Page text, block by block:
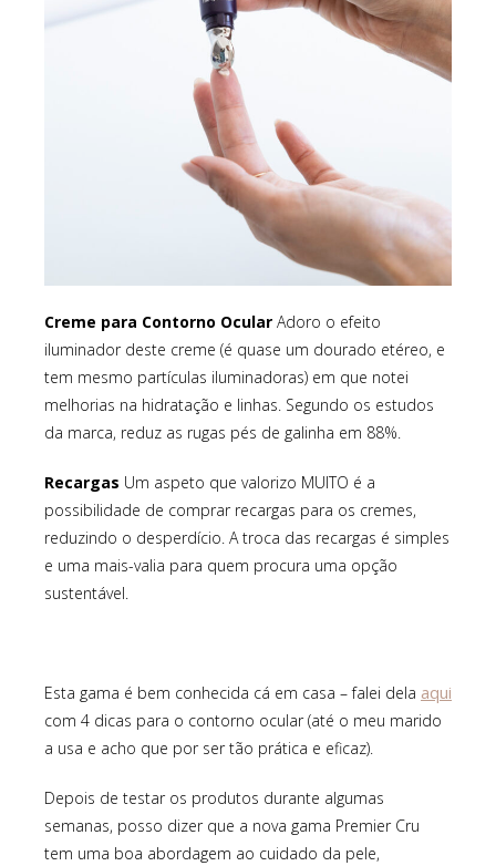
Creme para Contorno Ocular Adoro o efeito
iluminador deste creme (é quase um dourado etéreo, e
tem mesmo partículas iluminadoras) em que notei
melhorias na hidratação e linhas. Segundo os estudos
da marca, reduz as rugas pés de galinha em 88%.
Recargas Um aspeto que valorizo MUITO é a
possibilidade de comprar recargas para os cremes,
reduzindo o desperdício. A troca das recargas é simples
e uma mais-valia para quem procura uma opção
sustentável.
Esta gama é bem conhecida cá em casa – falei dela aqui
com 4 dicas para o contorno ocular (até o meu marido
a usa e acho que por ser tão prática e eficaz).
Depois de testar os produtos durante algumas
semanas, posso dizer que a nova gama Premier Cru
tem uma boa abordagem ao cuidado da pele,